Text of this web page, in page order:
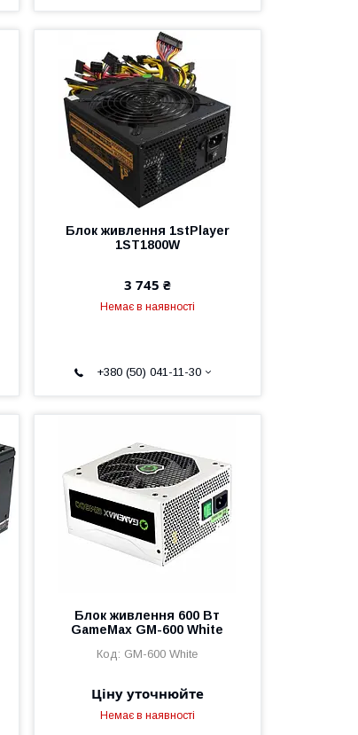
Блок живлення 1stPlayer
1ST1800W
3 745 ₴
Немає в наявності
+380 (50) 041-11-30
Блок живлення 600 Вт
GameMax GM-600 White
GM-600 White
Ціну уточнюйте
Немає в наявності